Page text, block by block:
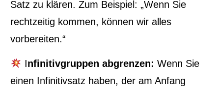
Satz zu klären. Zum Beispiel: „Wenn Sie
rechtzeitig kommen, können wir alles
vorbereiten.“
Infinitivgruppen abgrenzen: Wenn Sie
einen Infinitivsatz haben, der am Anfang